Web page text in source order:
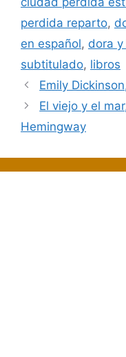
perdida reparto,
en español, dora
subtitulado, libros
Emily
El viejo y el
Hemingway